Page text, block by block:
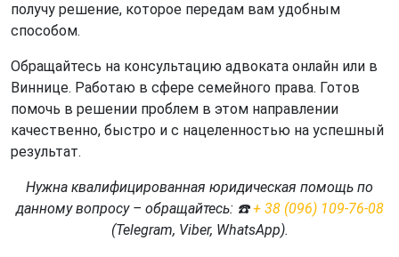
получу решение, которое передам вам удобным
способом.
Обращайтесь на консультацию адвоката онлайн или в
Виннице. Работаю в сфере семейного права. Готов
помочь в решении проблем в этом направлении
качественно, быстро и с нацеленностью на успешный
результат.
Нужна квалифицированная юридическая помощь по
данному вопросу – обращайтесь: ☎️+ 38 (096) 109-76-08
(Telegram, Viber, WhatsApp).